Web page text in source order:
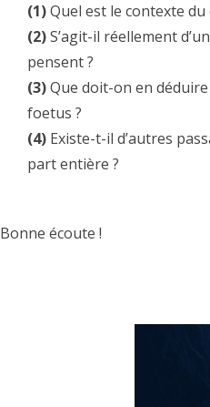
(1)Quel est le contexte
(2)S’agit-il réellement
pensent ?
(3)Que doit-on en déduire
foetus ?
(4) Existe-t-il d’autres
part entière ?
Bonne écoute !